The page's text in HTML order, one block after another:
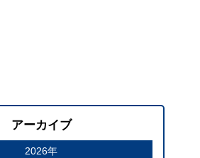
アーカイブ
2026年